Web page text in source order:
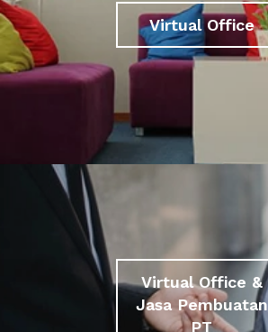
Virtual Office
Virtual Office &
Jasa Pembuatan
PT